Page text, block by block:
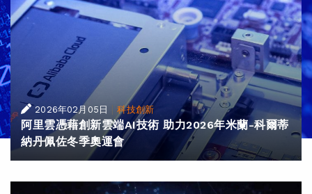
2026年02月05日 |科技創新
阿里雲憑藉創新雲端AI技術 助力2026年米蘭-科爾蒂
納丹佩佐冬季奧運會